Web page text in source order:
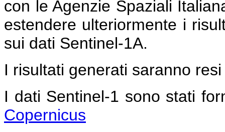
con le Agenzie Spaziali
estendere ulteriormente i
sui dati Sentinel-1A.
I risultati generati saranno
I dati Sentinel-1 sono stati
Copernicus